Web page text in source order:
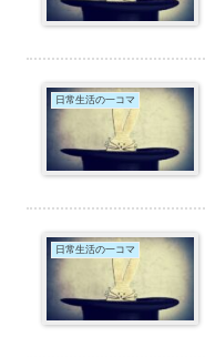
日常生活の一コマ
日常生活の一コマ